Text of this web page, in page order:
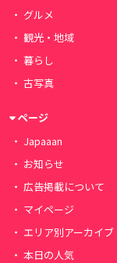
グルメ
観光・地域
暮らし
古写真
ページ
Japaaan
お知らせ
広告掲載について
マイページ
エリア別アーカイブ
本日の人気